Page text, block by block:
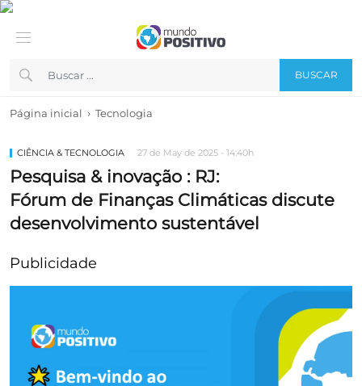
BUSCAR
Página inicial › Tecnologia
CIÊNCIA & TECNOLOGIA 27 de May de 2025 - 14:40h
Pesquisa & inovação : RJ:
Fórum de Finanças Climáticas discute
desenvolvimento sustentável
Publicidade